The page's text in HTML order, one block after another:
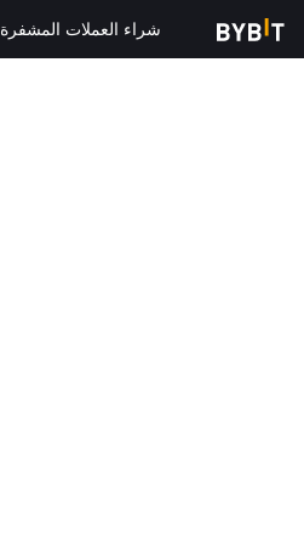
شراء العملات المشفرة